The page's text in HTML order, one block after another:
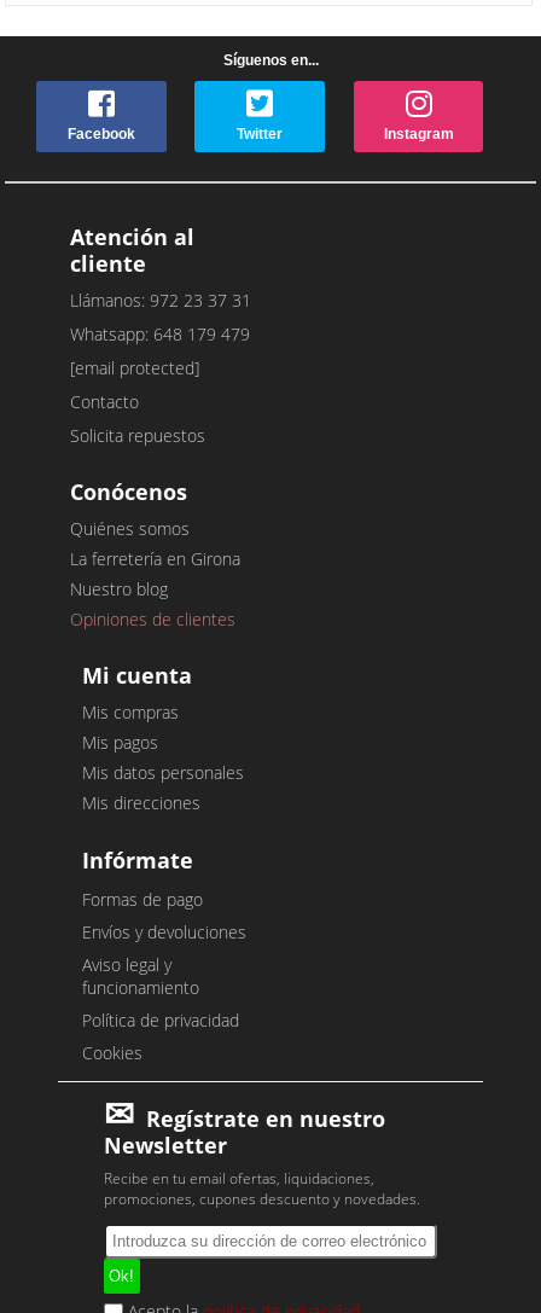
Síguenos en...
Facebook Twitter Instagram
Atención al
cliente
Llámanos: 972 23 37 31
Whatsapp: 648 179 479
[email protected]
Contacto
Solicita repuestos
Conócenos
Quiénes somos
La ferretería en Girona
Nuestro blog
Opiniones de clientes
Mi cuenta
Mis compras
Mis pagos
Mis datos personales
Mis direcciones
Infórmate
Formas de pago
Envíos y devoluciones
Aviso legal y
funcionamiento
Política de privacidad
Cookies
Regístrate en nuestro
Newsletter
Recibe en tu email ofertas, liquidaciones,
promociones, cupones descuento y novedades.